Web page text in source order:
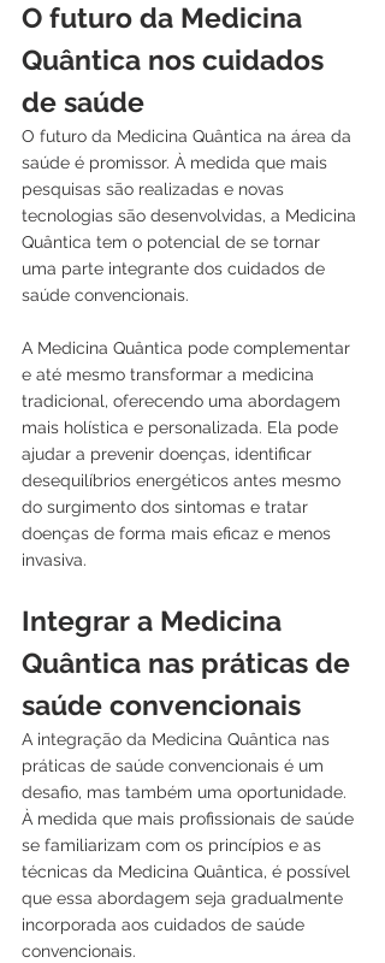
O futuro da Medicina
Quântica nos cuidados
de saúde
O futuro da Medicina Quântica na área da
saúde é promissor. À medida que mais
pesquisas são realizadas e novas
tecnologias são desenvolvidas, a Medicina
Quântica tem o potencial de se tornar
uma parte integrante dos cuidados de
saúde convencionais.
A Medicina Quântica pode complementar
e até mesmo transformar a medicina
tradicional, oferecendo uma abordagem
mais holística e personalizada. Ela pode
ajudar a prevenir doenças, identificar
desequilíbrios energéticos antes mesmo
do surgimento dos sintomas e tratar
doenças de forma mais eficaz e menos
invasiva.
Integrar a Medicina
Quântica nas práticas de
saúde convencionais
A integração da Medicina Quântica nas
práticas de saúde convencionais é um
desafio, mas também uma oportunidade.
À medida que mais profissionais de saúde
se familiarizam com os princípios e as
técnicas da Medicina Quântica, é possível
que essa abordagem seja gradualmente
incorporada aos cuidados de saúde
convencionais.